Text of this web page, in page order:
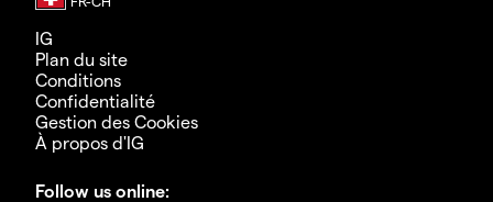
IG
Plan du site
Conditions
Confidentialité
Gestion des Cookies
À propos d'IG
Follow us online: